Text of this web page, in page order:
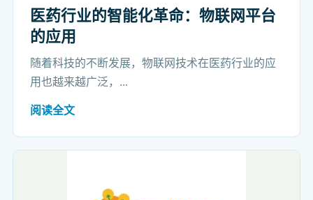
医药行业的智能化革命：物联网平台
的应用
随着科技的不断发展，物联网技术在医药行业的应
用也越来越广泛，...
阅读全文